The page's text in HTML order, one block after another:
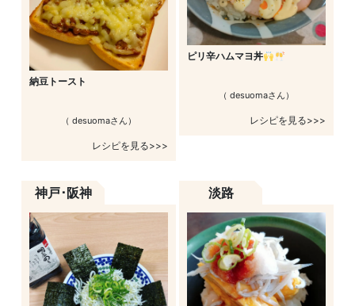
納豆トースト
（ desuomaさん）
レシピを見る>>>
ピリ辛ハムマヨ丼
（ desuomaさん）
レシピを見る>>>
神戸･阪神 淡路